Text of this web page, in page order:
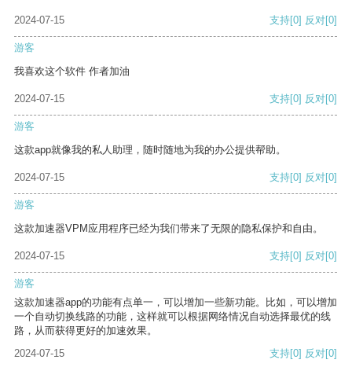
2024-07-15 支持[0] 反对[0]
游客
我喜欢这个软件 作者加油
2024-07-15 支持[0] 反对[0]
游客
这款app就像我的私人助理，随时随地为我的办公提供帮助。
2024-07-15 支持[0] 反对[0]
游客
这款加速器VPM应用程序已经为我们带来了无限的隐私保护和自由。
2024-07-15 支持[0] 反对[0]
游客
这款加速器app的功能有点单一，可以增加一些新功能。比如，可以增加
一个自动切换线路的功能，这样就可以根据网络情况自动选择最优的线
路，从而获得更好的加速效果。
2024-07-15
支持[0] 反对[0]